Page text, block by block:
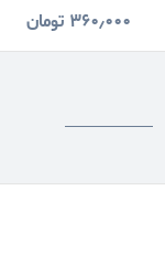
۳۶۰٫۰۰۰ تومان